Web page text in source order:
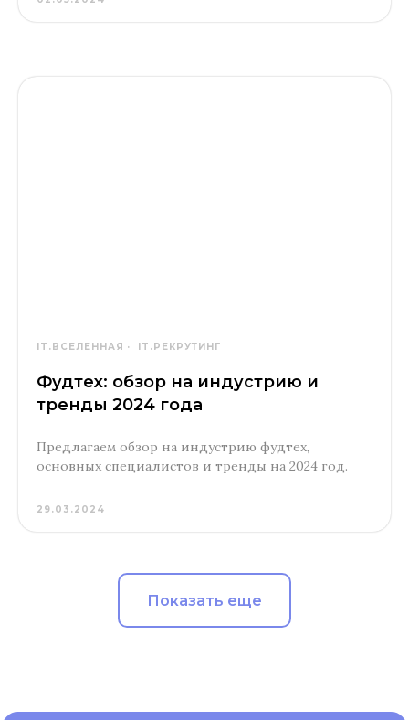
IT.ВСЕЛЕННАЯ IT.РЕКРУТИНГ
Фудтех: обзор на индустрию и
тренды 2024 года
Предлагаем обзор на индустрию фудтех,
основных специалистов и тренды на 2024 год.
29.03.2024
Показать еще